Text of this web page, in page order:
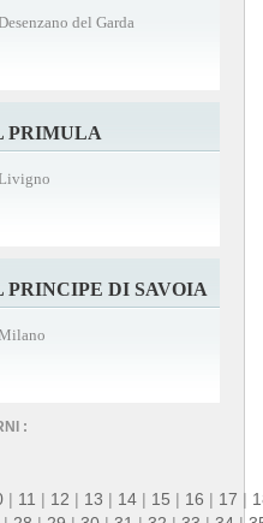
del Garda
PRIMULA
PRINCIPE DI SAVOIA
:
| 11 | 12 | 13 | 14 | 15 | 16 | 17 |